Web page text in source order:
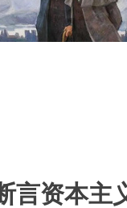
言资本主